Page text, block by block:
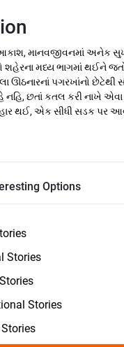
માનવજીવનમાં અનેક
શહેરના મધ્ય ભાગમાં થઈને
પગરખાંનો છેટેથી
છતાં કતલ કરી નાખે એવા
થઈ, એક સીધી સડક પર
Options
Stories
Stories